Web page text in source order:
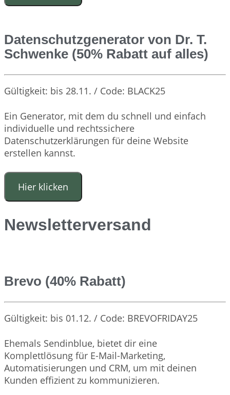
Datenschutzgenerator von Dr. T.
Schwenke (50% Rabatt auf alles)
Gültigkeit: bis 28.11. / Code: BLACK25
Ein Generator, mit dem du schnell und einfach
individuelle und rechtssichere
Datenschutzerklärungen für deine Website
erstellen kannst.
Hier klicken
Newsletterversand
Brevo (40% Rabatt)
Gültigkeit: bis 01.12. / Code: BREVOFRIDAY25
Ehemals Sendinblue, bietet dir eine
Komplettlösung für E-Mail-Marketing,
Automatisierungen und CRM, um mit deinen
Kunden effizient zu kommunizieren.